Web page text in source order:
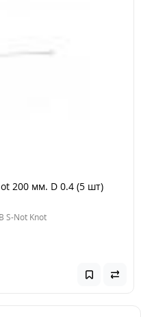
200 мм. D 0.4 (5 шт)
S-Not Knot